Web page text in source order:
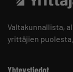
Valtakunnallista,
yrittäjien puolesta.